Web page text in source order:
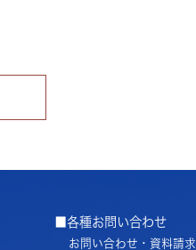
■各種お問い合わせ
お問い合わせ・資料請求